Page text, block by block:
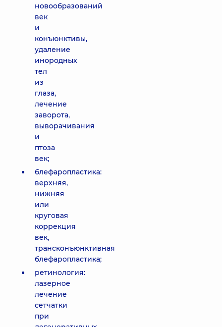
новообразований
век
и
конъюнктивы,
удаление
инородных
тел
из
глаза,
лечение
заворота,
выворачивания
и
птоза
век;
блефаропластика:
верхняя,
нижняя
или
круговая
коррекция
век,
трансконъюнктивная
блефаропластика;
ретинология:
лазерное
лечение
сетчатки
при